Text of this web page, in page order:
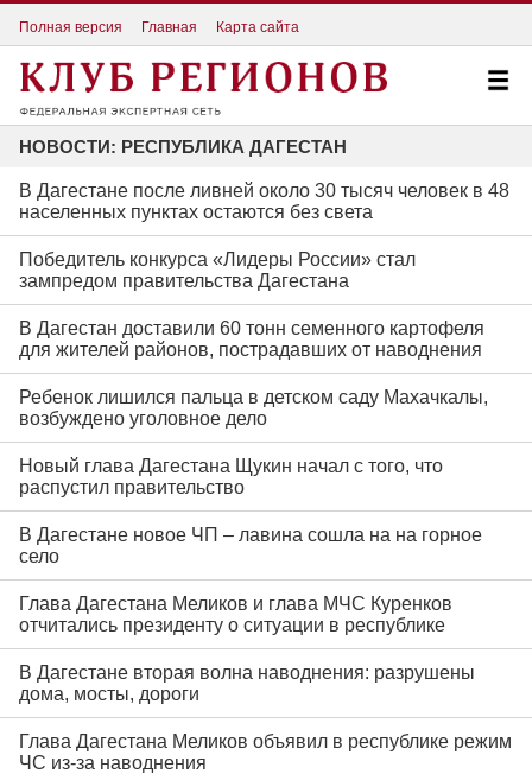
Полная версия Главная Карта сайта
НОВОСТИ: РЕСПУБЛИКА ДАГЕСТАН
В Дагестане после ливней около 30 тысяч человек в 48
населенных пунктах остаются без света
Победитель конкурса «Лидеры России» стал
зампредом правительства Дагестана
В Дагестан доставили 60 тонн семенного картофеля
для жителей районов, пострадавших от наводнения
Ребенок лишился пальца в детском саду Махачкалы,
возбуждено уголовное дело
Новый глава Дагестана Щукин начал с того, что
распустил правительство
В Дагестане новое ЧП – лавина сошла на на горное
село
Глава Дагестана Меликов и глава МЧС Куренков
отчитались президенту о ситуации в республике
В Дагестане вторая волна наводнения: разрушены
дома, мосты, дороги
Глава Дагестана Меликов объявил в республике режим
ЧС из-за наводнения